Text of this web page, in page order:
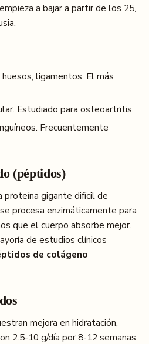
a bajar a partir de los 25,
ligamentos. El más
Estudiado para osteoartritis.
Frecuentemente
(péptidos)
proteína gigante difícil de
procesa enzimáticamente para
que el cuerpo absorbe mejor.
de estudios clínicos
de colágeno
mejora en hidratación,
2.5-10 g/día por 8-12 semanas.